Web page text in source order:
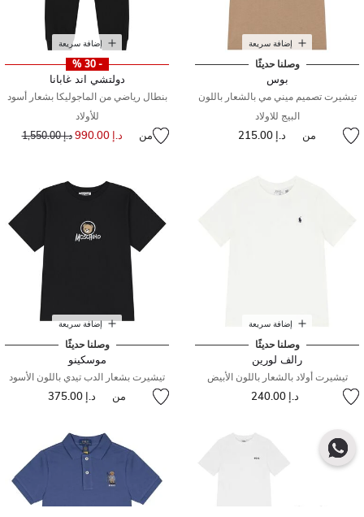
إضافة سريعة
وصلنا حديثًا
بوس
تيشيرت تصميم ميني مي بالشعار باللون
البيج للاولاد
من د.إ 215.00
إضافة سريعة
- 30 %
دولتشي اند غابانا
بنطال رياضي من الماجوليكا بشعار أسود
للأولاد
من د.إ 990.00 سعر مخفض من
د.إ 1,550.00 إلى
إضافة سريعة
وصلنا حديثًا
رالف لورين
تيشيرت أولاد بالشعار باللون الأبيض
د.إ 240.00
إضافة سريعة
وصلنا حديثًا
موسكينو
تيشيرت بشعار الدب تيدي باللون الأسود
من د.إ 375.00